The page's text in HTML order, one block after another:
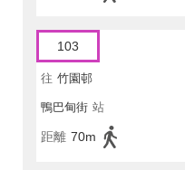
103
往 竹園邨
鴨巴甸街 站
距離 70m